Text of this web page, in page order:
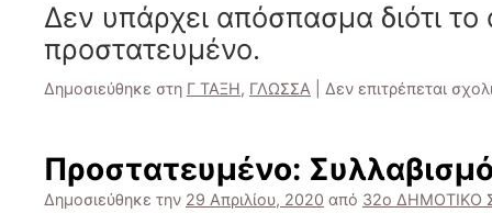
Δεν υπάρχει απόσπασμα διότι το
προστατευμένο.
Δημοσιεύθηκε στη Γ ΤΑΞΗ, ΓΛΩΣΣΑ Δεν επιτρέπεται
Πρoστατευμένο:
Δημοσιεύθηκε την 29 Απριλίου, 2020 από 32ο ΔΗΜΟΤΙΚΟ